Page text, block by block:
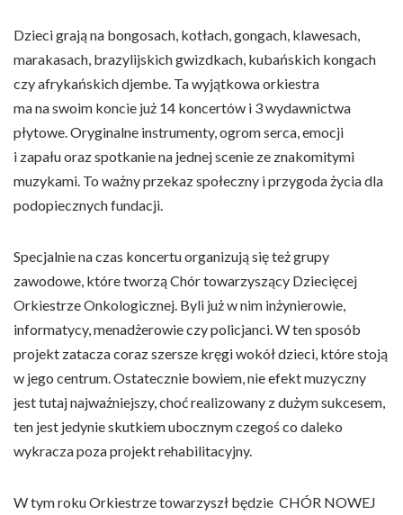
Dzieci grają na bongosach, kotłach, gongach, klawesach,
marakasach, brazylijskich gwizdkach, kubańskich kongach
czy afrykańskich djembe. Ta wyjątkowa orkiestra
ma na swoim koncie już 14 koncertów i 3 wydawnictwa
płytowe. Oryginalne instrumenty, ogrom serca, emocji
i zapału oraz spotkanie na jednej scenie ze znakomitymi
muzykami. To ważny przekaz społeczny i przygoda życia dla
podopiecznych fundacji.
Specjalnie na czas koncertu organizują się też grupy
zawodowe, które tworzą Chór towarzyszący Dziecięcej
Orkiestrze Onkologicznej. Byli już w nim inżynierowie,
informatycy, menadżerowie czy policjanci. W ten sposób
projekt zatacza coraz szersze kręgi wokół dzieci, które stoją
w jego centrum. Ostatecznie bowiem, nie efekt muzyczny
jest tutaj najważniejszy, choć realizowany z dużym sukcesem,
ten jest jedynie skutkiem ubocznym czegoś co daleko
wykracza poza projekt rehabilitacyjny.
W tym roku Orkiestrze towarzyszł będzie CHÓR NOWEJ